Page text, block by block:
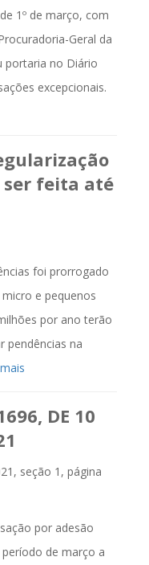
1º de março, com
Geral da
portaria no Diário
excepcionais.
ser feita até
foi prorrogado
e pequenos
por ano terão
pendências na
DE 10
seção 1, página
por adesão
de março a